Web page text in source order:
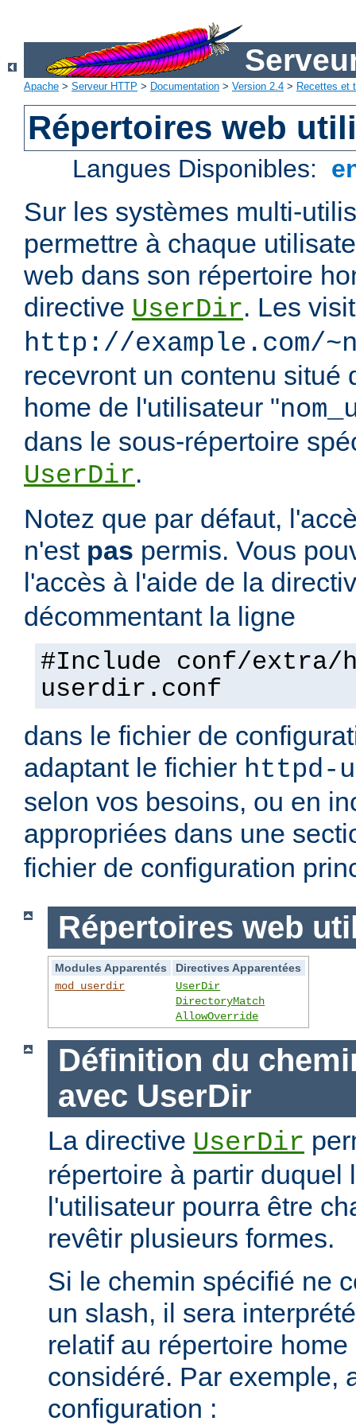
Apache > Serveur HTTP > Documentation > Version 2.4 > Recettes et
Répertoires web
Langues Disponibles:
Sur les systèmes multi-
permettre à chaque
web dans son répertoire
directive UserDir. Les
http://example.com/
recevront un contenu situé
home de l'utilisateur "
dans le sous-répertoire
UserDir.
Notez que par défaut,
n'est pas permis. Vous
l'accès à l'aide de la
décommentant la ligne
#Include conf/extra/
userdir.conf
dans le fichier de
adaptant le fichier httpd-
selon vos besoins, ou en
appropriées dans une
fichier de configuration
Répertoires web
Modules Apparentés
Directives Apparentées
mod_userdir
UserDir
DirectoryMatch
AllowOverride
Définition du
avec UserDir
La directive UserDir
répertoire à partir duquel
l'utilisateur pourra être
revêtir plusieurs formes.
Si le chemin spécifié ne
un slash, il sera
relatif au répertoire
considéré. Par exemple,
configuration :